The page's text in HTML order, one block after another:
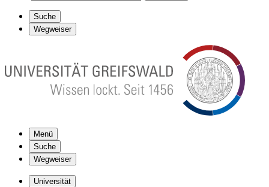
Suche
Wegweiser
Menü
Suche
Wegweiser
Universität